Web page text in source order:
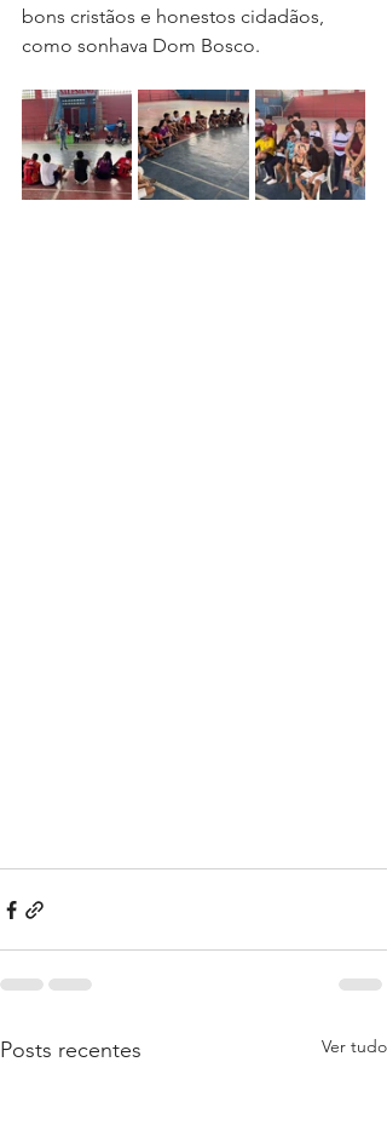
bons cristãos e honestos cidadãos,
como sonhava Dom Bosco.
Posts recentes Ver tudo